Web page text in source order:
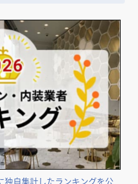
独自集計したランキングを公